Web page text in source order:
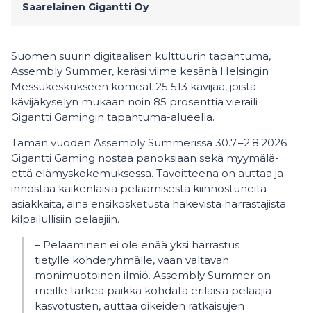
Saarelainen Gigantti Oy
Suomen suurin digitaalisen kulttuurin tapahtuma,
Assembly Summer, keräsi viime kesänä Helsingin
Messukeskukseen komeat 25 513 kävijää, joista
kävijäkyselyn mukaan noin 85 prosenttia vieraili
Gigantti Gamingin tapahtuma-alueella.
Tämän vuoden Assembly Summerissa 30.7.–2.8.2026
Gigantti Gaming nostaa panoksiaan sekä myymälä-
että elämyskokemuksessa. Tavoitteena on auttaa ja
innostaa kaikenlaisia pelaamisesta kiinnostuneita
asiakkaita, aina ensikosketusta hakevista harrastajista
kilpailullisiin pelaajiin.
– Pelaaminen ei ole enää yksi harrastus
tietylle kohderyhmälle, vaan valtavan
monimuotoinen ilmiö. Assembly Summer on
meille tärkeä paikka kohdata erilaisia pelaajia
kasvotusten, auttaa oikeiden ratkaisujen